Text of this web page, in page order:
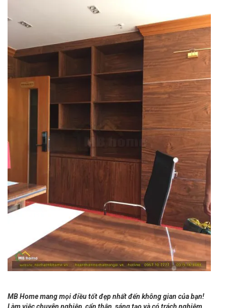
MB Home mang mọi điều tốt đẹp nhất đến không gian của bạn!
Làm việc chuyên nghiệp, cẩn thận, sáng tạo và có trách nghiệm